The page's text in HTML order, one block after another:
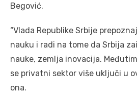
Begović.
“Vlada Republike Srbije
nauku i radi na tome da Srbija
nauke, zemlja inovacija.
se privatni sektor više uključi u
ona.